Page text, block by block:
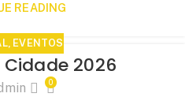
READING
, EVENTOS
2026
0